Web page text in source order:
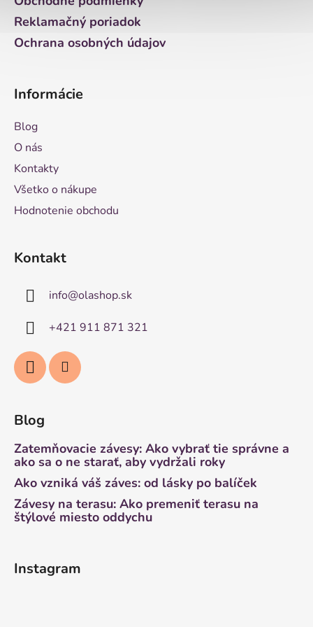
Reklamačný poriadok
Ochrana osobných údajov
Informácie
Blog
O nás
Kontakty
Všetko o nákupe
Hodnotenie obchodu
Kontakt
info@olashop.sk
+421 911 871 321
Blog
Zatemňovacie závesy: Ako vybrať tie správne a
ako sa o ne starať, aby vydržali roky
Ako vzniká váš záves: od lásky po balíček
Závesy na terasu: Ako premeniť terasu na
štýlové miesto oddychu
Instagram